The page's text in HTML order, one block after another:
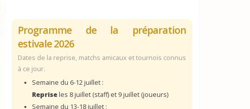
Programme de la préparation
estivale 2026
Dates de la reprise, matchs amicaux et tournois connus
à ce jour.
Semaine du 6-12 juillet :
Repriseles 8 juillet (staff) et 9 juillet (joueurs)
Semaine du 13-18 juillet :